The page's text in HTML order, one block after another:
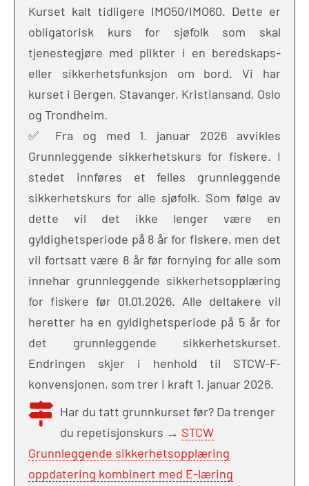
Kurset kalt tidligere IMO50/IMO60. Dette er
obligatorisk kurs for sjøfolk som skal
tjenestegjøre med plikter i en beredskaps-
eller sikkerhetsfunksjon om bord. Vi har
kurset i Bergen, Stavanger, Kristiansand, Oslo
og Trondheim.
✅ Fra og med 1. januar 2026 avvikles
Grunnleggende sikkerhetskurs for fiskere. I
stedet innføres et felles grunnleggende
sikkerhetskurs for alle sjøfolk. Som følge av
dette vil det ikke lenger være en
gyldighetsperiode på 8 år for fiskere, men det
vil fortsatt være 8 år før fornying for alle som
innehar grunnleggende sikkerhetsopplæring
for fiskere før 01.01.2026. Alle deltakere vil
heretter ha en gyldighetsperiode på 5 år for
det grunnleggende sikkerhetskurset.
Endringen skjer i henhold til STCW-F-
konvensjonen, som trer i kraft 1. januar 2026.
Har du tatt grunnkurset før? Da trenger
du repetisjonskurs → STCW
Grunnleggende sikkerhetsopplæring
oppdatering kombinert med E-læring